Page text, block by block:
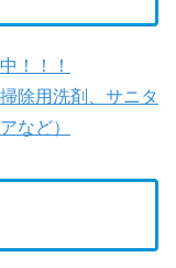
！！！
除用洗剤、サニタ
など）